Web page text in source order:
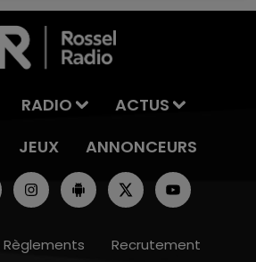
RADIO
ACTUS
JEUX ANNONCEURS
Règlements Recrutement